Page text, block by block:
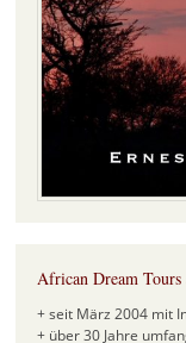
African Dream Tours
+ seit März 2004 mit
+ über 30 Jahre